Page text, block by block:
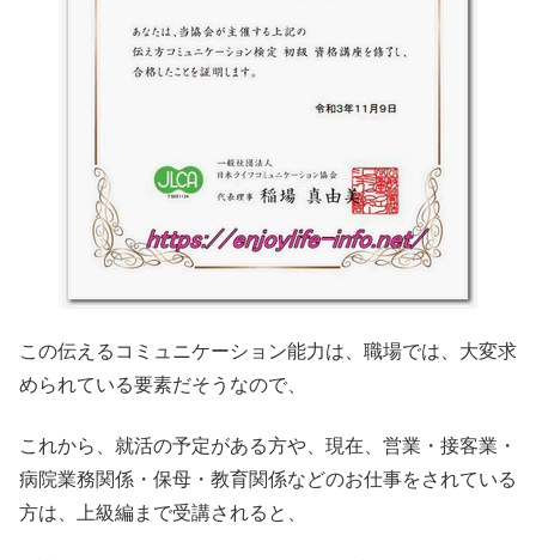
この伝えるコミュニケーション能力は、職場では、大変求
められている要素だそうなので、
これから、就活の予定がある方や、現在、営業・接客業・
病院業務関係・保母・教育関係などのお仕事をされている
方は、上級編まで受講されると、